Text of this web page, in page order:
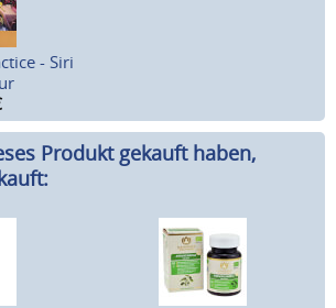
- Siri
Produkt gekauft haben,